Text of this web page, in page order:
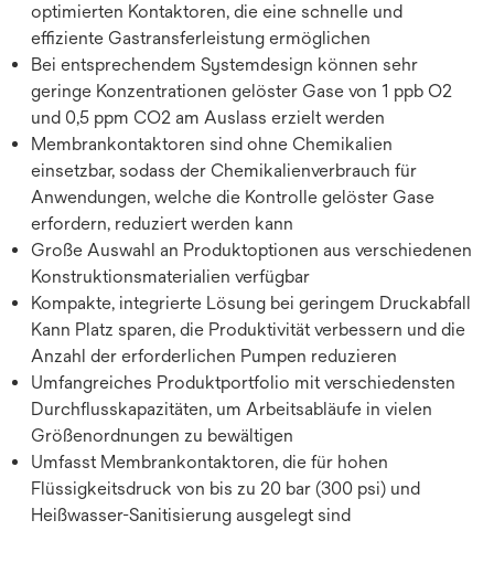
optimierten Kontaktoren, die eine schnelle und
effiziente Gastransferleistung ermöglichen
Bei entsprechendem Systemdesign können sehr
geringe Konzentrationen gelöster Gase von 1 ppb O2
und 0,5 ppm CO2 am Auslass erzielt werden
Membrankontaktoren sind ohne Chemikalien
einsetzbar, sodass der Chemikalienverbrauch für
Anwendungen, welche die Kontrolle gelöster Gase
erfordern, reduziert werden kann
Große Auswahl an Produktoptionen aus verschiedenen
Konstruktionsmaterialien verfügbar
Kompakte, integrierte Lösung bei geringem Druckabfall
Kann Platz sparen, die Produktivität verbessern und die
Anzahl der erforderlichen Pumpen reduzieren
Umfangreiches Produktportfolio mit verschiedensten
Durchflusskapazitäten, um Arbeitsabläufe in vielen
Größenordnungen zu bewältigen
Umfasst Membrankontaktoren, die für hohen
Flüssigkeitsdruck von bis zu 20 bar (300 psi) und
Heißwasser-Sanitisierung ausgelegt sind